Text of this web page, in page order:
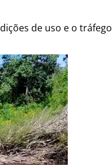
de uso e o tráfego